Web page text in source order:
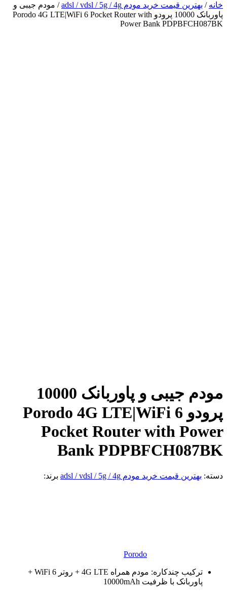
خانه / بهترین قیمت خرید مودم adsl / vdsl / 5g / 4g
/ مودم جیبی و
پاوربانک 10000 پرودو Porodo 4G LTE|WiFi 6 Pocket Router with
Power Bank PDPBFCH087BK
مودم جیبی و پاوربانک 10000
پرودو Porodo 4G LTE|WiFi 6
Pocket Router with Power
Bank PDPBFCH087BK
دسته: بهترین قیمت خرید مودم adsl / vdsl / 5g / 4g برند:
Porodo
ترکیب چندکاره: مودم همراه 4G LTE + روتر WiFi 6 +
پاوربانک با ظرفیت 10000mAh